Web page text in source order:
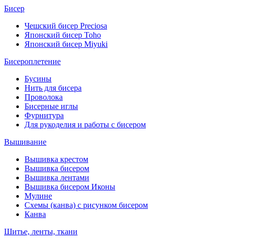
Бисер
Чешский бисер Preciosa
Японский бисер Toho
Японский бисер Miyuki
Бисероплетение
Бусины
Нить для бисера
Проволока
Бисерные иглы
Фурнитура
Для рукоделия и работы с бисером
Вышивание
Вышивка крестом
Вышивка бисером
Вышивка лентами
Вышивка бисером Иконы
Мулине
Схемы (канва) с рисунком бисером
Канва
Шитье, ленты, ткани